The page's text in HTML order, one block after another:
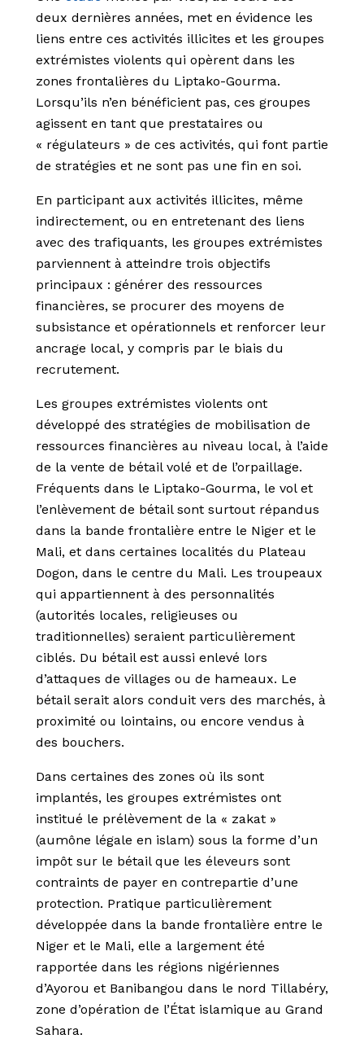
deux dernières années, met en évidence les
liens entre ces activités illicites et les groupes
extrémistes violents qui opèrent dans les
zones frontalières du Liptako-Gourma.
Lorsqu’ils n’en bénéficient pas, ces groupes
agissent en tant que prestataires ou
« régulateurs » de ces activités, qui font partie
de stratégies et ne sont pas une fin en soi.
En participant aux activités illicites, même
indirectement, ou en entretenant des liens
avec des trafiquants, les groupes extrémistes
parviennent à atteindre trois objectifs
principaux : générer des ressources
financières, se procurer des moyens de
subsistance et opérationnels et renforcer leur
ancrage local, y compris par le biais du
recrutement.
Les groupes extrémistes violents ont
développé des stratégies de mobilisation de
ressources financières au niveau local, à l’aide
de la vente de bétail volé et de l’orpaillage.
Fréquents dans le Liptako-Gourma, le vol et
l’enlèvement de bétail sont surtout répandus
dans la bande frontalière entre le Niger et le
Mali, et dans certaines localités du Plateau
Dogon, dans le centre du Mali. Les troupeaux
qui appartiennent à des personnalités
(autorités locales, religieuses ou
traditionnelles) seraient particulièrement
ciblés. Du bétail est aussi enlevé lors
d’attaques de villages ou de hameaux. Le
bétail serait alors conduit vers des marchés, à
proximité ou lointains, ou encore vendus à
des bouchers.
Dans certaines des zones où ils sont
implantés, les groupes extrémistes ont
institué le prélèvement de la « zakat »
(aumône légale en islam) sous la forme d’un
impôt sur le bétail que les éleveurs sont
contraints de payer en contrepartie d’une
protection. Pratique particulièrement
développée dans la bande frontalière entre le
Niger et le Mali, elle a largement été
rapportée dans les régions nigériennes
d’Ayorou et Banibangou dans le nord Tillabéry,
zone d’opération de l’État islamique au Grand
Sahara.